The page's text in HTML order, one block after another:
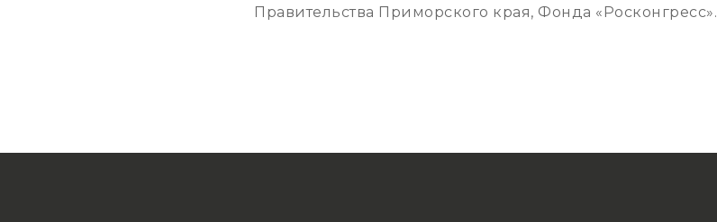
Правительства Приморского края, Фонда «Росконгресс».